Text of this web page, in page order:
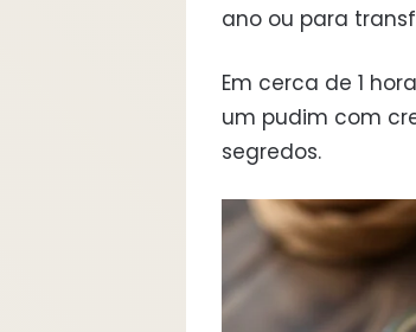
ano ou para
Em cerca de 1
um pudim com
segredos.